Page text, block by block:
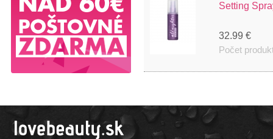
Setting
32.99 €
Počet